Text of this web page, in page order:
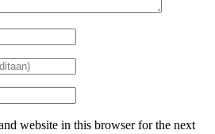
website in this browser for the next